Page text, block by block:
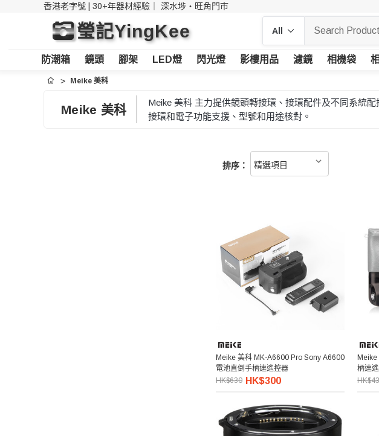
香港老字號 | 30+年器材經驗｜ 深水埗・旺角門市
瑩記YingKee
防潮箱 鏡頭 腳架 LED燈 閃光燈 影樓用品 濾鏡 相機袋
首頁 Meike 美科
Meike 美科
Meike 美科 主力提供鏡頭轉接環、接環配件及不同系統
接環和電子功能支援、型號和用途核對。
排序：
Meike 美科 MK-A6600 Pro Sony A6600
電池直倒手柄連遙控器
HK$630 HK$300
柄連